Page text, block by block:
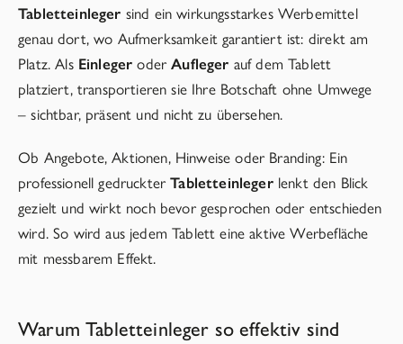
Tabletteinleger sind ein wirkungsstarkes Werbemittel
genau dort, wo Aufmerksamkeit garantiert ist: direkt am
Platz. Als Einleger oderAufleger auf dem Tablett
platziert, transportieren sie Ihre Botschaft ohne Umwege
– sichtbar, präsent und nicht zu übersehen.
Ob Angebote, Aktionen, Hinweise oder Branding: Ein
professionell gedruckterTabletteinlegerlenkt den Blick
gezielt und wirkt noch bevor gesprochen oder entschieden
wird. So wird aus jedem Tablett eine aktive Werbefläche
mit messbarem Effekt.
Warum Tabletteinleger so effektiv sind